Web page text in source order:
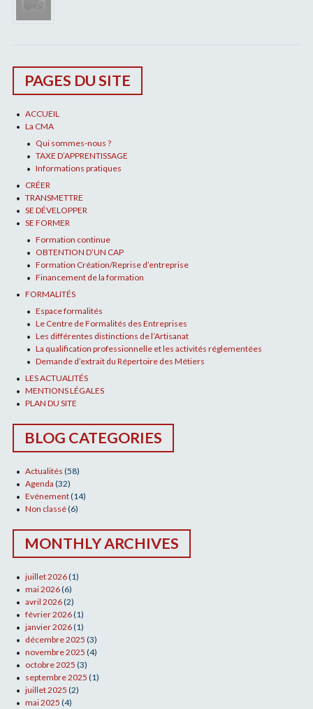
PAGES DU SITE
ACCUEIL
La CMA
Qui sommes-nous ?
TAXE D’APPRENTISSAGE
Informations pratiques
CRÉER
TRANSMETTRE
SE DÉVELOPPER
SE FORMER
Formation continue
OBTENTION D’UN CAP
Formation Création/Reprise d’entreprise
Financement de la formation
FORMALITÉS
Espace formalités
Le Centre de Formalités des Entreprises
Les différentes distinctions de l’Artisanat
La qualification professionnelle et les activités réglementées
Demande d’extrait du Répertoire des Métiers
LES ACTUALITÉS
MENTIONS LÉGALES
PLAN DU SITE
BLOG CATEGORIES
Actualités (58)
Agenda (32)
Evénement(14)
Non classé(6)
MONTHLY ARCHIVES
juillet 2026(1)
mai 2026(6)
avril 2026(2)
février 2026(1)
janvier 2026(1)
décembre 2025 (3)
novembre 2025 (4)
octobre 2025 (3)
septembre 2025 (1)
juillet 2025 (2)
mai 2025 (4)